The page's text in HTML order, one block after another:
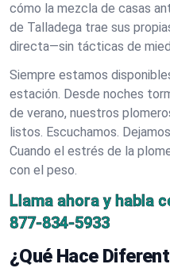
cómo la mezcla de casas
de Talladega trae sus
directa—sin tácticas de
Siempre estamos
estación. Desde noches
de verano, nuestros
listos. Escuchamos.
Cuando el estrés de la
con el peso.
Llama ahora y habla
877-834-5933
¿Qué Hace